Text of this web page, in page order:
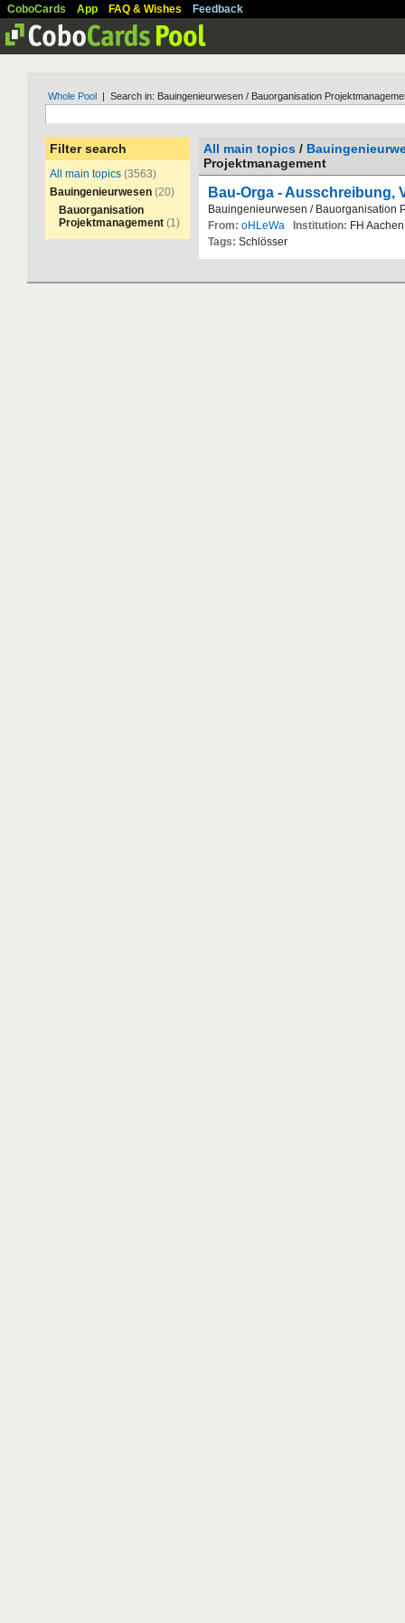
CoboCards App FAQ & Wishes Feedback
Whole Pool | Search in: Bauingenieurwesen / Bauorganisation
Filter search
All main topics (3563)
Bauingenieurwesen (20)
Bauorganisation
Projektmanagement (1)
All main topics /
Projektmanagement
Bau-Orga - Ausschreibung,
Bauingenieurwesen / Bauorganisation
From: oHLeWa Institution: FH Aachen
Tags: Schl össer